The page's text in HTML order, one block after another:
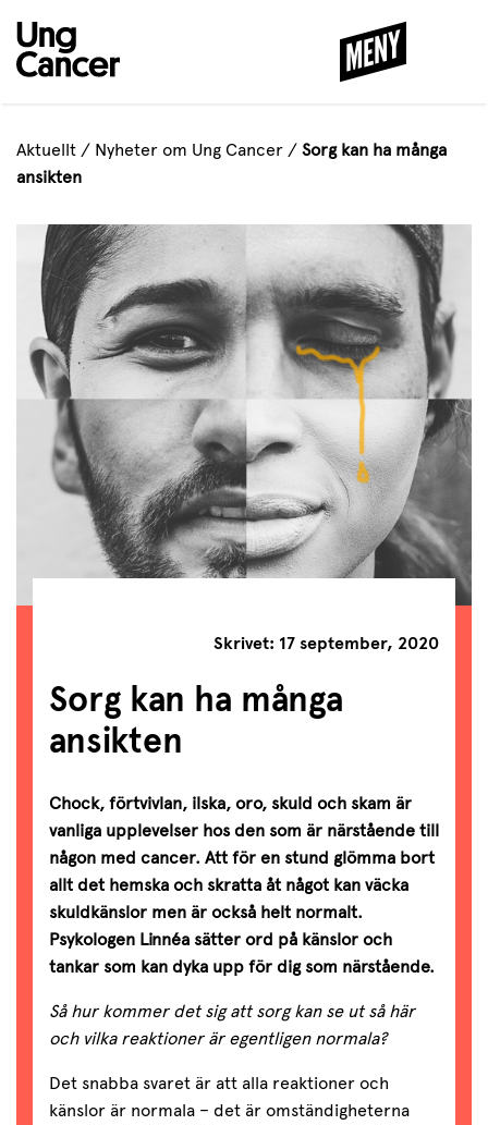
STÄNG
MENY
Aktuellt / Nyheter om Ung Cancer / Sorg kan ha många
ansikten
Skrivet: 17 september, 2020
Sorg kan ha många
ansikten
Chock, förtvivlan, ilska, oro, skuld och skam är
vanliga upplevelser hos den som är närstående till
någon med cancer. Att för en stund glömma bort
allt det hemska och skratta åt något kan väcka
skuldkänslor men är också helt normalt.
Psykologen Linnéa sätter ord på känslor och
tankar som kan dyka upp för dig som närstående.
Så hur kommer det sig att sorg kan se ut så här
och vilka reaktioner är egentligen normala?
Det snabba svaret är att alla reaktioner och
känslor är normala – det är omständigheterna